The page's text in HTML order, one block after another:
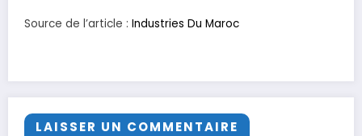
Source de l’article : Industries Du Maroc
LAISSER UN COMMENTAIRE